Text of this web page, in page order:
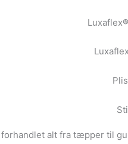
alt fra tæpper til